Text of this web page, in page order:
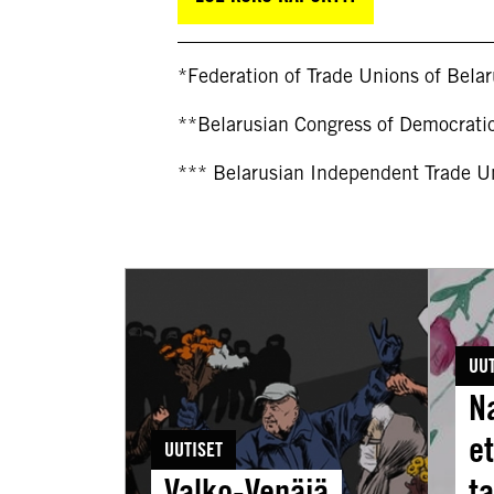
*Federation of Trade Unions of
**Belarusian Congress of
*** Belarusian Independent Trade
taltuttaa
iäkkäitä
mielenosoittajia
voimakeinoin
UUTISET
Naiset
ovat
Valko-